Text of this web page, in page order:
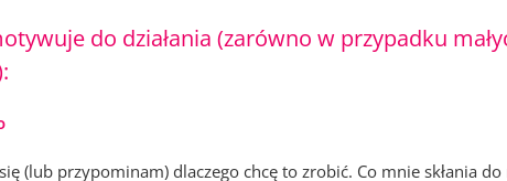
do działania (zarówno w przypadku
(lub przypominam) dlaczego chcę to zrobić. Co mnie skłania